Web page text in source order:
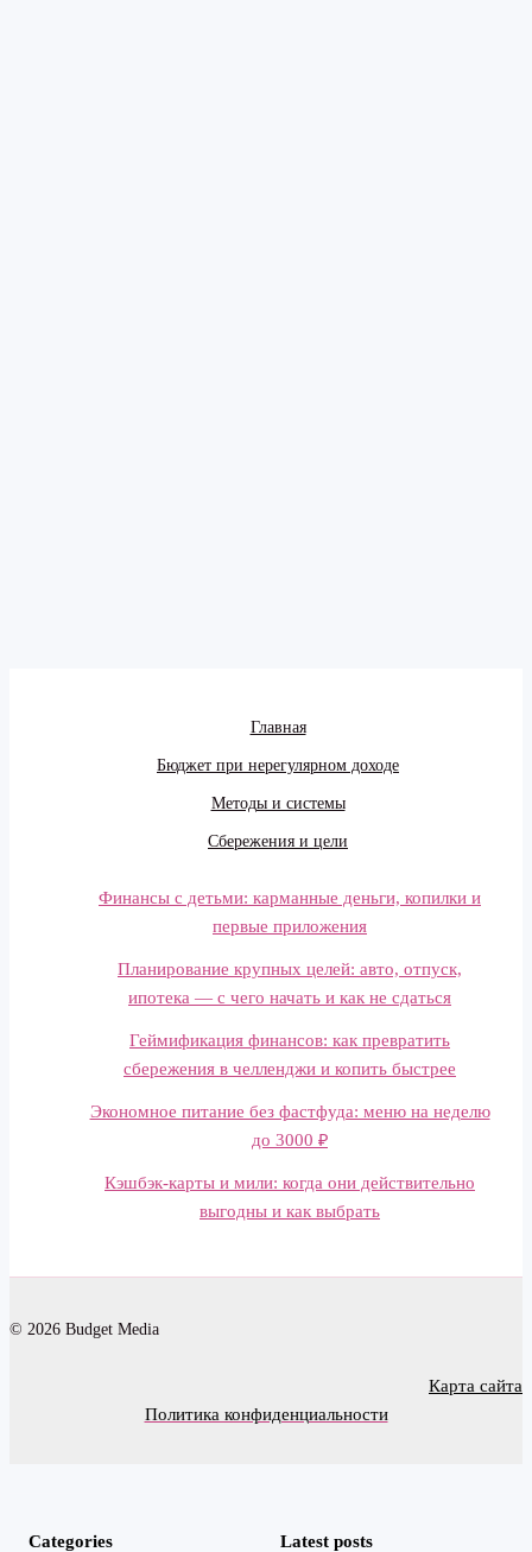
Главная
Бюджет при нерегулярном доходе
Методы и системы
Сбережения и цели
Финансы с детьми: карманные деньги, копилки и
первые приложения
Планирование крупных целей: авто, отпуск,
ипотека — с чего начать и как не сдаться
Геймификация финансов: как превратить
сбережения в челленджи и копить быстрее
Экономное питание без фастфуда: меню на неделю
до 3000 ₽
Кэшбэк-карты и мили: когда они действительно
выгодны и как выбрать
© 2026 Budget Media
Карта сайта
Политика конфиденциальности
Categories Latest posts